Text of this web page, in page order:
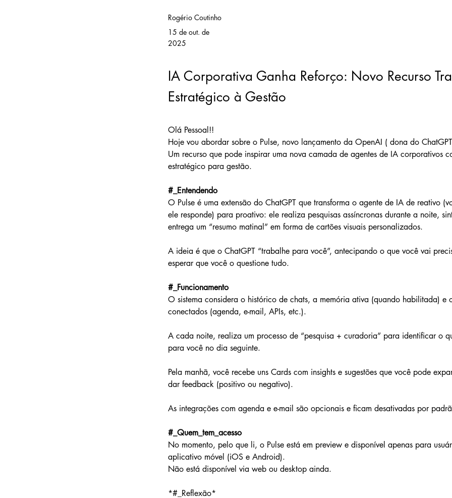
Rogério Coutinho
15 de out. de
2025
IA Corporativa Ganha Reforço: Novo Recurso
Estratégico à Gestão
Olá Pessoal!!
Hoje vou abordar sobre o Pulse, novo lançamento da OpenAI ( dona do
Um recurso que pode inspirar uma nova camada de agentes de IA corporativos
estratégico para gestão.
#_Entendendo
O Pulse é uma extensão do ChatGPT que transforma o agente de IA de reativo
ele responde) para proativo: ele realiza pesquisas assíncronas durante a noite,
entrega um “resumo matinal” em forma de cartões visuais personalizados.
A ideia é que o ChatGPT “trabalhe para você”, antecipando o que você vai
esperar que você o questione tudo.
#_Funcionamento
O sistema considera o histórico de chats, a memória ativa (quando habilitada) e
conectados (agenda, e-mail, APIs, etc.).
A cada noite, realiza um processo de “pesquisa + curadoria” para identificar o
para você no dia seguinte.
Pela manhã, você recebe uns Cards com insights e sugestões que você pode
dar feedback (positivo ou negativo).
As integrações com agenda e e-mail são opcionais e ficam desativadas por
#_Quem_tem_acesso
No momento, pelo que li, o Pulse está em preview e disponível apenas para
aplicativo móvel (iOS e Android).
Não está disponível via web ou desktop ainda.
*#_Reflexão*